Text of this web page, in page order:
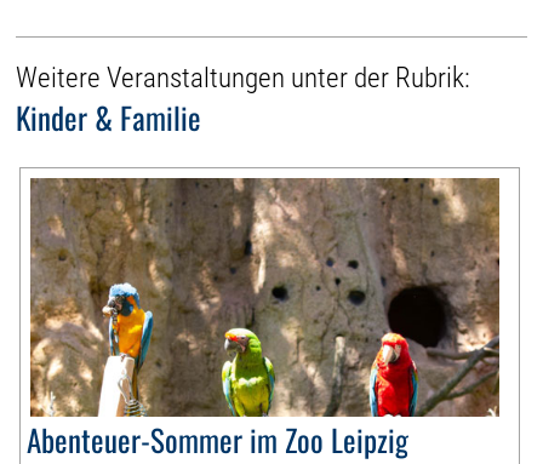
Weitere Veranstaltungen unter der Rubrik:
Kinder & Familie
Abenteuer-Sommer im Zoo Leipzig